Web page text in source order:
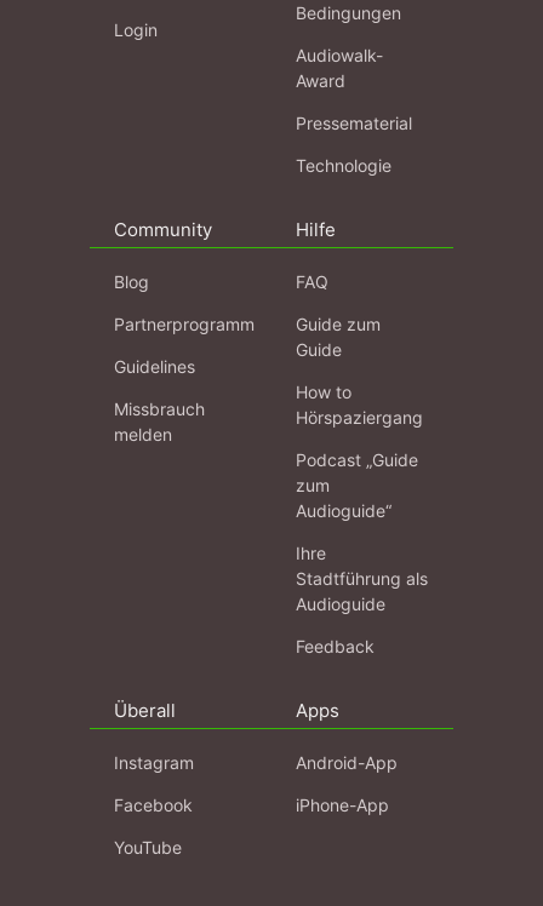
Login
Bedingungen
Audiowalk-
Award
Pressematerial
Technologie
Community
Blog
Partnerprogramm
Guidelines
Missbrauch
melden
Hilfe
FAQ
Guide zum
Guide
How to
Hörspaziergang
Podcast „Guide
zum
Audioguide“
Ihre
Stadtführung als
Audioguide
Feedback
Überall
Instagram
Facebook
YouTube
Apps
Android-App
iPhone-App